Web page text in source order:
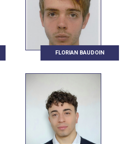
FLORIAN BAUDOIN